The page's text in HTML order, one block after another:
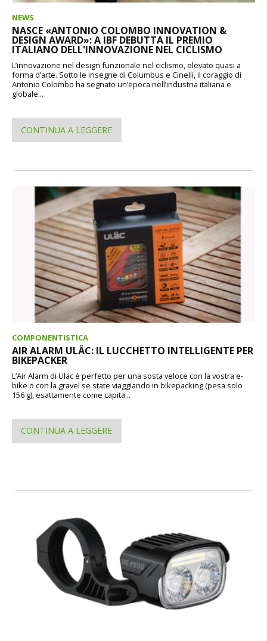
NEWS
NASCE «ANTONIO COLOMBO INNOVATION &
DESIGN AWARD»: A IBF DEBUTTA IL PREMIO
ITALIANO DELL'INNOVAZIONE NEL CICLISMO
L’innovazione nel design funzionale nel ciclismo, elevato quasi a
forma d’arte. Sotto le insegne di Columbus e Cinelli, il coraggio di
Antonio Colombo ha segnato un’epoca nell’industria italiana e
globale...
CONTINUA A LEGGERE
COMPONENTISTICA
AIR ALARM ULÄC: IL LUCCHETTO INTELLIGENTE PER
BIKEPACKER
L’Air Alarm di Uläc è perfetto per una sosta veloce con la vostra e-
bike o con la gravel se state viaggiando in bikepacking (pesa solo
156 g), esattamente come capita...
CONTINUA A LEGGERE